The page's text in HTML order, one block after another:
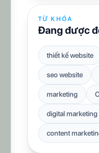
TỪ KHÓA
Đang được
thiết kế website
seo website
marketing
digital marketing
content